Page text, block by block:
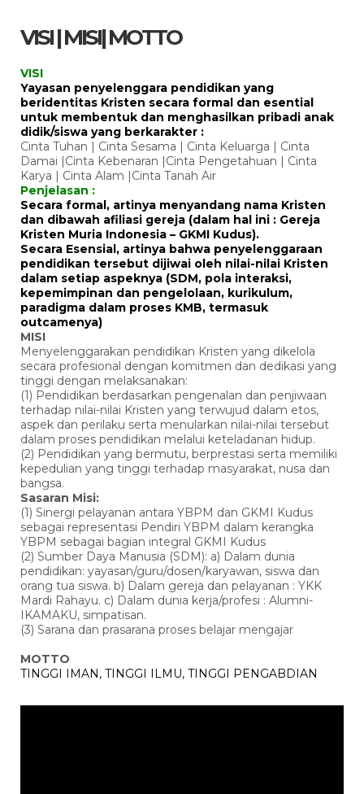
VISI | MISI| MOTTO
VISI
Yayasan penyelenggara pendidikan yang
beridentitas Kristen secara formal dan esential
untuk membentuk dan menghasilkan pribadi anak
didik/siswa yang berkarakter :
Cinta Tuhan | Cinta Sesama | Cinta Keluarga | Cinta
Damai |Cinta Kebenaran |Cinta Pengetahuan | Cinta
Karya | Cinta Alam |Cinta Tanah Air
Penjelasan :
Secara formal, artinya menyandang nama Kristen
dan dibawah afiliasi gereja (dalam hal ini : Gereja
Kristen Muria Indonesia – GKMI Kudus).
Secara Esensial, artinya bahwa penyelenggaraan
pendidikan tersebut dijiwai oleh nilai-nilai Kristen
dalam setiap aspeknya (SDM, pola interaksi,
kepemimpinan dan pengelolaan, kurikulum,
paradigma dalam proses KMB, termasuk
outcamenya)
MISI
Menyelenggarakan pendidikan Kristen yang dikelola
secara profesional dengan komitmen dan dedikasi yang
tinggi dengan melaksanakan:
(1) Pendidikan berdasarkan pengenalan dan penjiwaan
terhadap nilai-nilai Kristen yang terwujud dalam etos,
aspek dan perilaku serta menularkan nilai-nilai tersebut
dalam proses pendidikan melalui keteladanan hidup.
(2) Pendidikan yang bermutu, berprestasi serta memiliki
kepedulian yang tinggi terhadap masyarakat, nusa dan
bangsa.
Sasaran Misi:
(1) Sinergi pelayanan antara YBPM dan GKMI Kudus
sebagai representasi Pendiri YBPM dalam kerangka
YBPM sebagai bagian integral GKMI Kudus
(2) Sumber Daya Manusia (SDM): a) Dalam dunia
pendidikan: yayasan/guru/dosen/karyawan, siswa dan
orang tua siswa. b) Dalam gereja dan pelayanan : YKK
Mardi Rahayu. c) Dalam dunia kerja/profesi : Alumni-
IKAMAKU, simpatisan.
(3) Sarana dan prasarana proses belajar mengajar
MOTTO
TINGGI IMAN, TINGGI ILMU, TINGGI PENGABDIAN